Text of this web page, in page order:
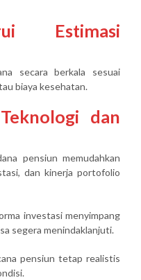
Estimasi
secara berkala sesuai
biaya kesehatan.
dan
pensiun memudahkan
dan kinerja portofolio
investasi menyimpang
segera menindaklanjuti.
pensiun tetap realistis